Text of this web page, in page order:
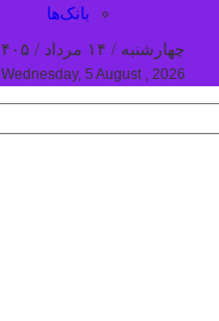
بانک‌ها
چهارشنبه / ۱۴ مرداد / ۱۴۰۵
Wednesday, 5 August , 2026